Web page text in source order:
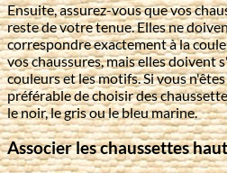
Ensuite, assurez-vous que vos
reste de votre tenue. Elles ne
correspondre exactement à la
vos chaussures, mais elles doivent
couleurs et les motifs. Si vous
préférable de choisir des
le noir, le gris ou le bleu marine.
Associer les chaussettes